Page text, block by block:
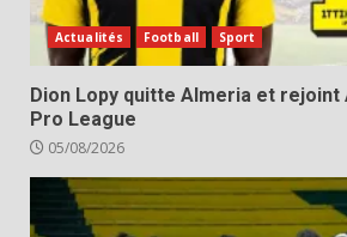
Actualités Football Sport
Dion Lopy quitte Almeria et rejoint
Pro League
05/08/2026